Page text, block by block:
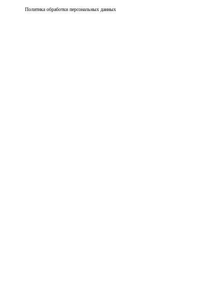
Политика обработки персональных данных